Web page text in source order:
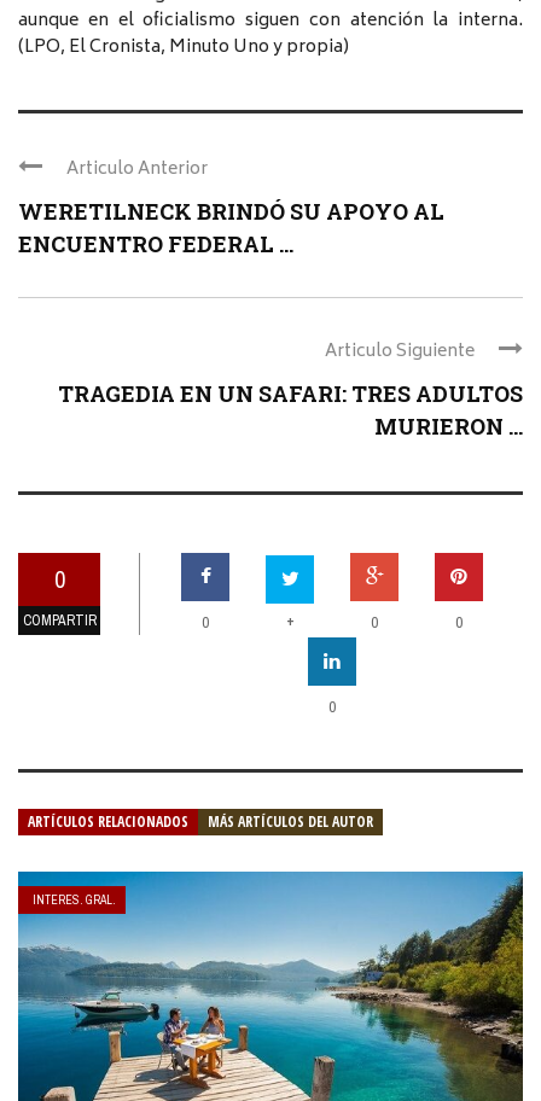
aunque en el oficialismo siguen con atención la interna.
(LPO, El Cronista, Minuto Uno y propia)
Articulo Anterior
WERETILNECK BRINDÓ SU APOYO AL
ENCUENTRO FEDERAL ...
Articulo Siguiente
TRAGEDIA EN UN SAFARI: TRES ADULTOS
MURIERON ...
0
COMPARTIR 0 + 0 0
0
ARTÍCULOS RELACIONADOS MÁS ARTÍCULOS DEL AUTOR
INTERES. GRAL.